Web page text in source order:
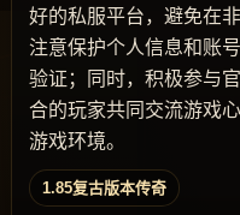
好的私服平台，避免在
注意保护个人信息和账
验证；同时，积极参与
合的玩家共同交流游戏
游戏环境。
1.85复古版本传奇